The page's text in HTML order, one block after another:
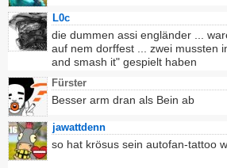
L0c
die dummen assi engländer ...
auf nem dorffest ... zwei mussten
and smash it" gespielt haben
Fürster
Besser arm dran als Bein ab
jawattdenn
so hat krösus sein autofan-tattoo